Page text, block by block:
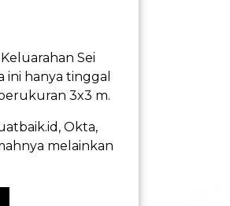
Sei
ini hanya tinggal
3x3 m.
Okta,
melainkan